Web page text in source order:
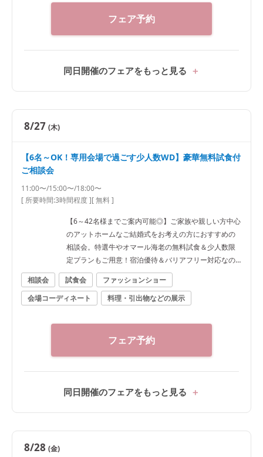
フェア予約
同日開催のフェアをもっと見る
8/27 (木)
【6名～OK！専用会場で過ごす少人数WD】豪華無料試食付
ご相談会
11:00〜/15:00〜/18:00〜
[ 所要時間:3時間程度][ 無料 ]
【6～42名様までご案内可能◎】ご家族や親しい方中心
のアットホームなご結婚式をお考えの方におすすめの
相談会。特選牛やオマール海老の無料試食＆少人数限
定プランもご用意！宿泊優待＆バリアフリー対応なの
で安心
相談会 試食会
ファッションショー
会場コーディネート
料理・引出物などの展示
フェア予約
同日開催のフェアをもっと見る
8/28 (金)